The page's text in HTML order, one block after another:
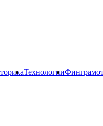
Технологии